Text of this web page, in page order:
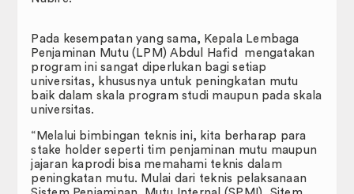
Pada kesempatan yang sama, Kepala Lembaga
Penjaminan Mutu (LPM) Abdul Hafid mengatakan
program ini sangat diperlukan bagi setiap
universitas, khususnya untuk peningkatan mutu
baik dalam skala program studi maupun pada skala
universitas.
“Melalui bimbingan teknis ini, kita berharap para
stake holder seperti tim penjaminan mutu maupun
jajaran kaprodi bisa memahami teknis dalam
peningkatan mutu. Mulai dari teknis pelaksanaan